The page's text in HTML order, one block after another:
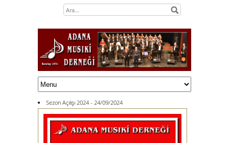
Sezon Açılışı 2024 - 24/09/2024